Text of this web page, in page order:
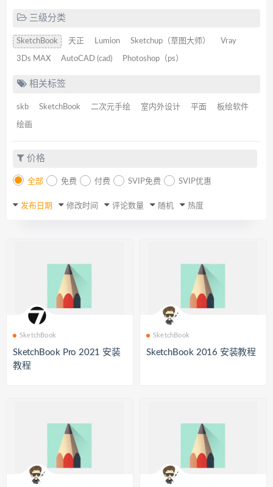
三级分类
SketchBook 天正 Lumion Sketchup（草图大师） Vray
3Ds MAX AutoCAD (cad) Photoshop（ps）
相关标签
skb SketchBook 二次元手绘 室内外设计 平面 板绘软件
绘画
价格
全部 免费 付费 SVIP免费 SVIP优惠
发布日期 修改时间 评论数量 随机 热度
SketchBook
SketchBook Pro 2021 安装
教程
SketchBook
SketchBook 2016 安装教程